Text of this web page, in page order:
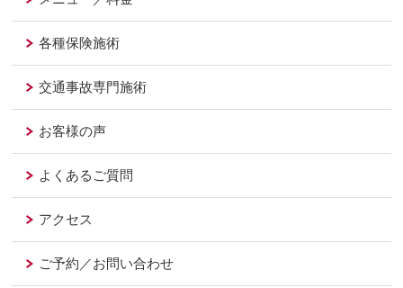
各種保険施術
交通事故専門施術
お客様の声
よくあるご質問
アクセス
ご予約／お問い合わせ